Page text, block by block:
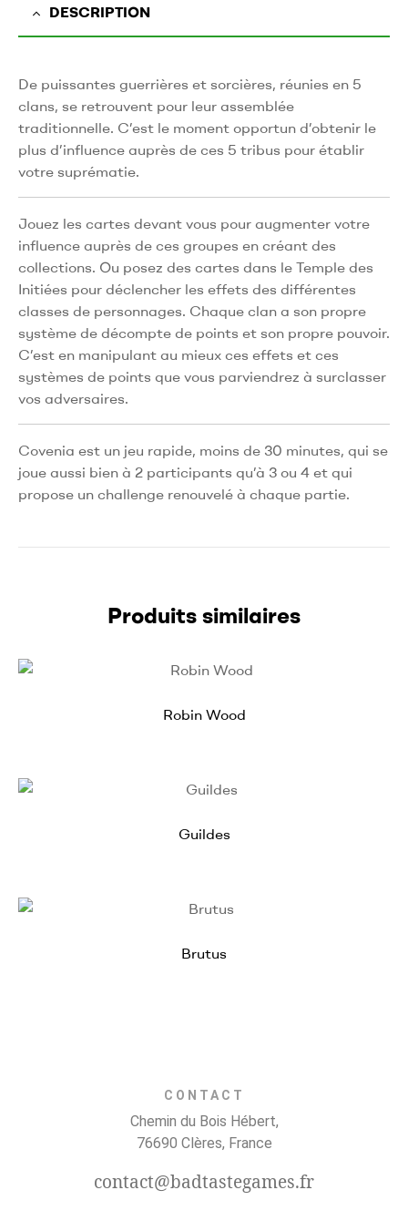
DESCRIPTION
De puissantes guerrières et sorcières, réunies en 5
clans, se retrouvent pour leur assemblée
traditionnelle. C’est le moment opportun d’obtenir le
plus d’influence auprès de ces 5 tribus pour établir
votre suprématie.
Jouez les cartes devant vous pour augmenter votre
influence auprès de ces groupes en créant des
collections. Ou posez des cartes dans le Temple des
Initiées pour déclencher les effets des différentes
classes de personnages. Chaque clan a son propre
système de décompte de points et son propre pouvoir.
C’est en manipulant au mieux ces effets et ces
systèmes de points que vous parviendrez à surclasser
vos adversaires.
Covenia est un jeu rapide, moins de 30 minutes, qui se
joue aussi bien à 2 participants qu’à 3 ou 4 et qui
propose un challenge renouvelé à chaque partie.
Produits similaires
Robin Wood
Guildes
Brutus
CONTACT
Chemin du Bois Hébert,
76690 Clères, France
contact@badtastegames.fr